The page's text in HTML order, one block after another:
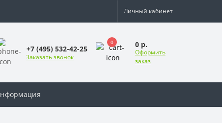
Личный кабинет
+7 (495) 532-42-25
Заказать звонок
0 0 р.
Оформить
заказ